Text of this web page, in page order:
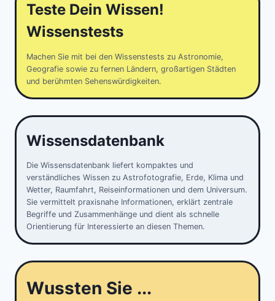
Teste Dein Wissen!
Wissenstests
Machen Sie mit bei den Wissenstests zu Astronomie,
Geografie sowie zu fernen Ländern, großartigen Städten
und berühmten Sehenswürdigkeiten.
Wissensdatenbank
Die Wissensdatenbank liefert kompaktes und
verständliches Wissen zu Astrofotografie, Erde, Klima und
Wetter, Raumfahrt, Reiseinformationen und dem Universum.
Sie vermittelt praxisnahe Informationen, erklärt zentrale
Begriffe und Zusammenhänge und dient als schnelle
Orientierung für Interessierte an diesen Themen.
Wussten Sie ...